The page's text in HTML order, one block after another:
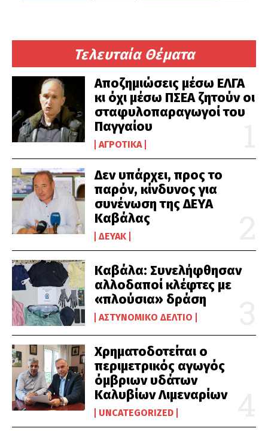
Τελευταία Θέματα
Αποζημιώσεις μέσω ΕΛΓΑ
κι όχι μέσω ΠΣΕΑ ζητούν οι
σταφυλοπαραγωγοί του
Παγγαίου
ΑΓΡΟΤΙΚΆ
Δεν υπάρχει, προς το
παρόν, κίνδυνος για
συνένωση της ΔΕΥΑ
Καβάλας
ΔΕΥΑΚ
Καβάλα: Συνελήφθησαν
αλλοδαποί κλέφτες με
«πλούσια» δράση
ΑΣΤΥΝΟΜΙΚΌ ΔΕΛΤΊΟ
Χρηματοδοτείται ο
περιμετρικός αγωγός
όμβριων υδάτων
Καλυβίων Λιμεναρίων
UNCATEGORIZED